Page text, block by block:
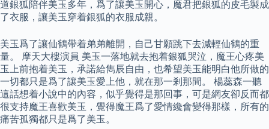
道銀狐陪伴美玉多年，爲了讓美玉開心，魔君把銀狐的皮毛製成
了衣服，讓美玉穿着銀狐的衣服成親。
美玉爲了讓仙鶴帶着弟弟離開，自己甘願跳下去減輕仙鶴的重
量。 摩天大樓演員 美玉一落地就去抱着銀狐哭泣，魔王心疼美
玉上前抱着美玉，承諾給雋辰自由，也希望美玉能明白他所做的
一切都只是爲了讓美玉愛上他，就在那一剎那間。 楊蕊森一聽
這話想着小說中的內容，似乎覺得是那回事，可是網友卻反而都
很支持魔王喜歡美玉，覺得魔王爲了愛情纔會變得那樣，所有的
痛苦孤獨都只是爲了美玉。